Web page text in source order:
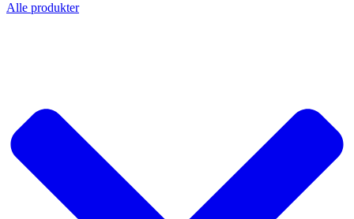
Alle produkter